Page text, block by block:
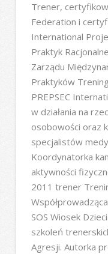
Trener,
Federation i
International
Praktyk
Zarządu
Praktyków
PREPSEC
w działania na
osobowości oraz
specjalistów
Koordynatorka
aktywności
2011 trener
SOS Wiosek
szkoleń
Agresji. Autorka